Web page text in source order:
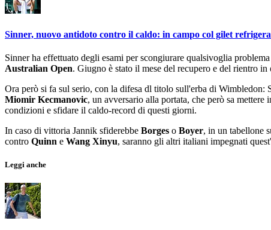
Sinner, nuovo antidoto contro il caldo: in campo col gilet
Sinner ha effettuato degli esami per scongiurare qualsivoglia
Australian Open. Giugno è stato il mese del recupero e del rientro
Ora però si fa sul serio, con la difesa dl titolo sull'erba di
Miomir Kecmanovic, un avversario alla portata, che però sa
condizioni e sfidare il caldo-record di questi giorni.
In caso di vittoria Jannik sfiderebbe Borges o Boyer, in un tabellone
contro Quinn e Wang Xinyu, saranno gli altri italiani impegnati
Leggi anche